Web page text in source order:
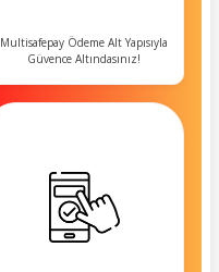
Multisafepay Ödeme Alt Yapısıyla
Güvence Altındasınız!